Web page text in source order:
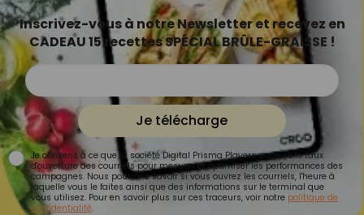
Inscrivez-vous à notre Newsletter et recevez en
CADEAU 15 recettes SPÉCIAL BRÛLE-GRAISSE !
Je télécharge
Je consens à ce que la société Digital Prisma Players analyse le taux
d'ouverture des courriels pour mesurer et optimiser les performances des
campagnes. Nous pourrons savoir si vous ouvrez les courriels, l'heure à
laquelle vous le faites ainsi que des informations sur le terminal que
vous utilisez. Pour en savoir plus sur ces traceurs, voir notre politique de
confidentialité.